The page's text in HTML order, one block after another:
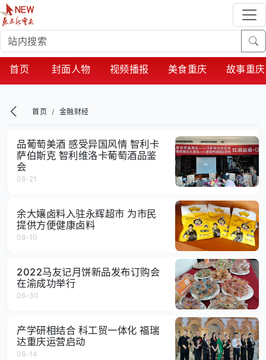
首页 封面人物 视频播报 美食重庆 故事重庆
首页 金融财经
品葡萄美酒 感受异国风情 智利卡
萨伯斯克 智利维洛卡葡萄酒品鉴
会
08-21
余大孃卤料入驻永辉超市 为市民
提供方便健康卤料
08-10
2022马友记月饼新品发布订购会
在渝成功举行
06-30
产学研相结合 科工贸一体化 福瑞
达重庆运营启动
06-14